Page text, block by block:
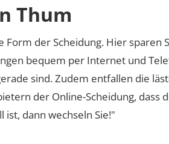
Thum
Form der Scheidung. Hier sparen
bequem per Internet und
sind. Zudem entfallen die
der Online-Scheidung, dass
ist, dann wechseln Sie!"